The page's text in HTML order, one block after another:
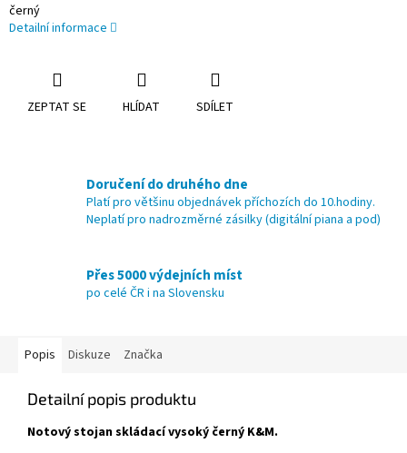
černý
Detailní informace
ZEPTAT SE HLÍDAT SDÍLET
Doručení do druhého dne
Platí pro většinu objednávek příchozích do 10.hodiny.
Neplatí pro nadrozměrné zásilky (digitální piana a pod)
Přes 5000 výdejních míst
po celé ČR i na Slovensku
Popis Diskuze Značka
Detailní popis produktu
Notový stojan skládací vysoký černý K&M.